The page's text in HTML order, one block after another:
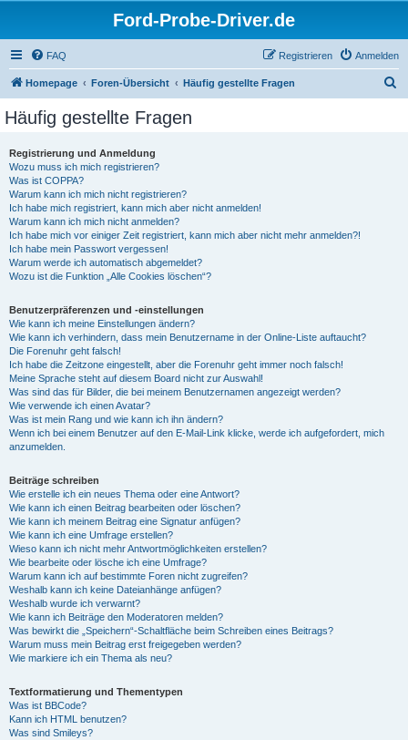
Ford-Probe-Driver.de
FAQ Anmelden
Registrieren
Homepage Foren-Übersicht Häufig gestellte Fragen
Häufig gestellte Fragen
Registrierung und Anmeldung
Wozu muss ich mich registrieren?
Was ist COPPA?
Warum kann ich mich nicht registrieren?
Ich habe mich registriert, kann mich aber nicht anmelden!
Warum kann ich mich nicht anmelden?
Ich habe mich vor einiger Zeit registriert, kann mich aber nicht mehr anmelden?!
Ich habe mein Passwort vergessen!
Warum werde ich automatisch abgemeldet?
Wozu ist die Funktion „Alle Cookies löschen“?
Benutzerpräferenzen und -einstellungen
Wie kann ich meine Einstellungen ändern?
Wie kann ich verhindern, dass mein Benutzername in der Online-Liste auftaucht?
Die Forenuhr geht falsch!
Ich habe die Zeitzone eingestellt, aber die Forenuhr geht immer noch falsch!
Meine Sprache steht auf diesem Board nicht zur Auswahl!
Was sind das für Bilder, die bei meinem Benutzernamen angezeigt werden?
Wie verwende ich einen Avatar?
Was ist mein Rang und wie kann ich ihn ändern?
Wenn ich bei einem Benutzer auf den E-Mail-Link klicke, werde ich aufgefordert, mich
anzumelden.
Beiträge schreiben
Wie erstelle ich ein neues Thema oder eine Antwort?
Wie kann ich einen Beitrag bearbeiten oder löschen?
Wie kann ich meinem Beitrag eine Signatur anfügen?
Wie kann ich eine Umfrage erstellen?
Wieso kann ich nicht mehr Antwortmöglichkeiten erstellen?
Wie bearbeite oder lösche ich eine Umfrage?
Warum kann ich auf bestimmte Foren nicht zugreifen?
Weshalb kann ich keine Dateianhänge anfügen?
Weshalb wurde ich verwarnt?
Wie kann ich Beiträge den Moderatoren melden?
Was bewirkt die „Speichern“-Schaltfläche beim Schreiben eines Beitrags?
Warum muss mein Beitrag erst freigegeben werden?
Wie markiere ich ein Thema als neu?
Textformatierung und Thementypen
Was ist BBCode?
Kann ich HTML benutzen?
Was sind Smileys?